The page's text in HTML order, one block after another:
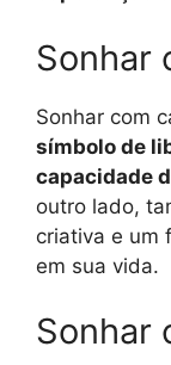
Sonhar
Sonhar com
símbolo de
capacidade
outro lado,
criativa e um
em sua vida.
Sonhar